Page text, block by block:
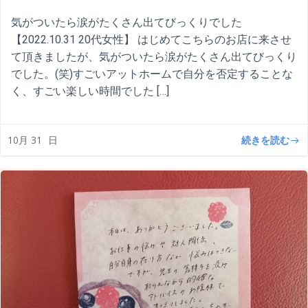
気がついたら涙がたくさん出てびっくりでした
【2022.10.31 20代女性】 はじめてこちらのお店に来させ
て頂きましたが、気がついたら涙がたくさん出てびっくり
でした。(笑)すごいアットホームで自分を否定することな
く、すごい楽しい時間でした […]
10月 31 日 続きを読む